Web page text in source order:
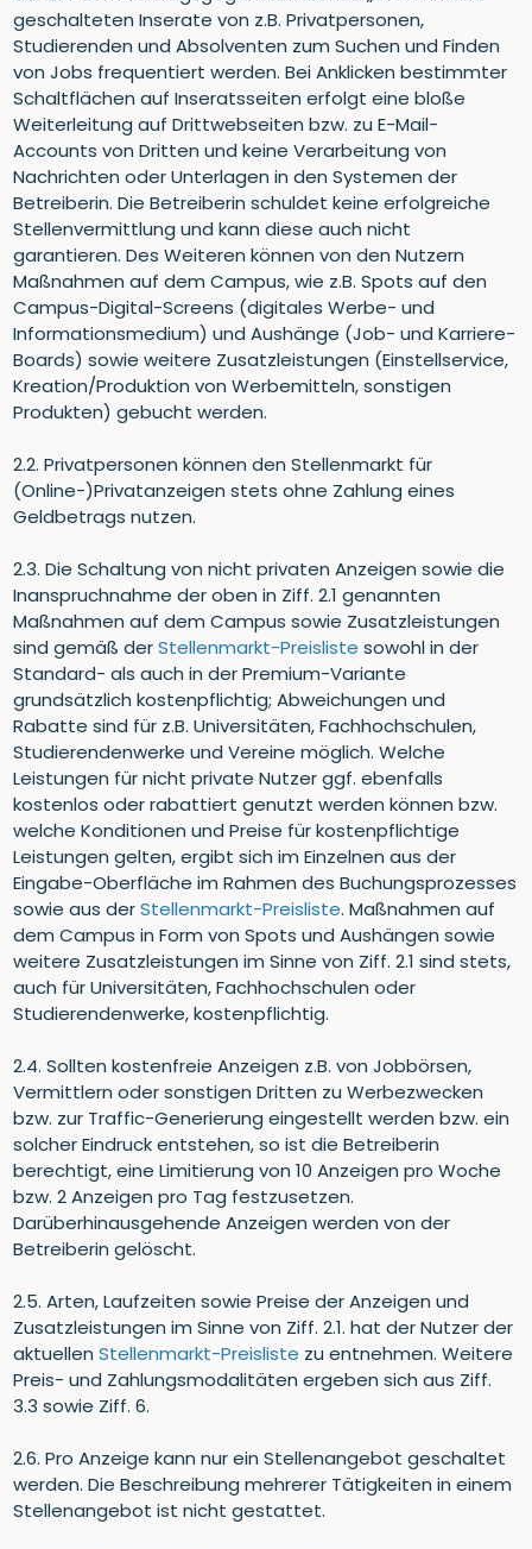
geschalteten Inserate von z.B. Privatpersonen,
Studierenden und Absolventen zum Suchen und Finden
von Jobs frequentiert werden. Bei Anklicken bestimmter
Schaltflächen auf Inseratsseiten erfolgt eine bloße
Weiterleitung auf Drittwebseiten bzw. zu E-Mail-
Accounts von Dritten und keine Verarbeitung von
Nachrichten oder Unterlagen in den Systemen der
Betreiberin. Die Betreiberin schuldet keine erfolgreiche
Stellenvermittlung und kann diese auch nicht
garantieren. Des Weiteren können von den Nutzern
Maßnahmen auf dem Campus, wie z.B. Spots auf den
Campus-Digital-Screens (digitales Werbe- und
Informationsmedium) und Aushänge (Job- und Karriere-
Boards) sowie weitere Zusatzleistungen (Einstellservice,
Kreation/Produktion von Werbemitteln, sonstigen
Produkten) gebucht werden.
2.2. Privatpersonen können den Stellenmarkt für
(Online-)Privatanzeigen stets ohne Zahlung eines
Geldbetrags nutzen.
2.3. Die Schaltung von nicht privaten Anzeigen sowie die
Inanspruchnahme der oben in Ziff. 2.1 genannten
Maßnahmen auf dem Campus sowie Zusatzleistungen
sind gemäß derStellenmarkt-Preisliste sowohl in der
Standard- als auch in der Premium-Variante
grundsätzlich kostenpflichtig; Abweichungen und
Rabatte sind für z.B. Universitäten, Fachhochschulen,
Studierendenwerke und Vereine möglich. Welche
Leistungen für nicht private Nutzer ggf. ebenfalls
kostenlos oder rabattiert genutzt werden können bzw.
welche Konditionen und Preise für kostenpflichtige
Leistungen gelten, ergibt sich im Einzelnen aus der
Eingabe-Oberfläche im Rahmen des Buchungsprozesses
sowie aus derStellenmarkt-Preisliste. Maßnahmen auf
dem Campus in Form von Spots und Aushängen sowie
weitere Zusatzleistungen im Sinne von Ziff. 2.1 sind stets,
auch für Universitäten, Fachhochschulen oder
Studierendenwerke, kostenpflichtig.
2.4. Sollten kostenfreie Anzeigen z.B. von Jobbörsen,
Vermittlern oder sonstigen Dritten zu Werbezwecken
bzw. zur Traffic-Generierung eingestellt werden bzw. ein
solcher Eindruck entstehen, so ist die Betreiberin
berechtigt, eine Limitierung von 10 Anzeigen pro Woche
bzw. 2 Anzeigen pro Tag festzusetzen.
Darüberhinausgehende Anzeigen werden von der
Betreiberin gelöscht.
2.5. Arten, Laufzeiten sowie Preise der Anzeigen und
Zusatzleistungen im Sinne von Ziff. 2.1. hat der Nutzer der
aktuellenStellenmarkt-Preisliste zu entnehmen. Weitere
Preis- und Zahlungsmodalitäten ergeben sich aus Ziff.
3.3 sowie Ziff. 6.
2.6. Pro Anzeige kann nur ein Stellenangebot geschaltet
werden. Die Beschreibung mehrerer Tätigkeiten in einem
Stellenangebot ist nicht gestattet.